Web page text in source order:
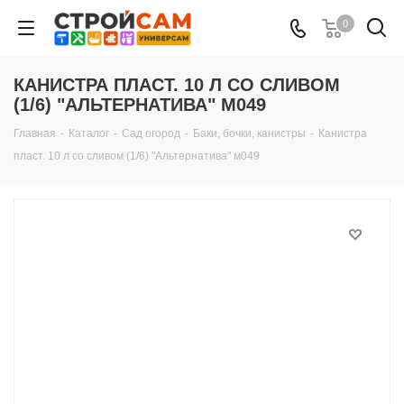
0
КАНИСТРА ПЛАСТ. 10 Л СО СЛИВОМ
(1/6) "АЛЬТЕРНАТИВА" М049
Главная - Каталог - Сад огород - Баки, бочки, канистры - Канистра
пласт. 10 л со сливом (1/6) "Альтернатива" м049